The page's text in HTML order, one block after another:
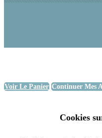
Voir Le Panier Continuer Mes
Cookies